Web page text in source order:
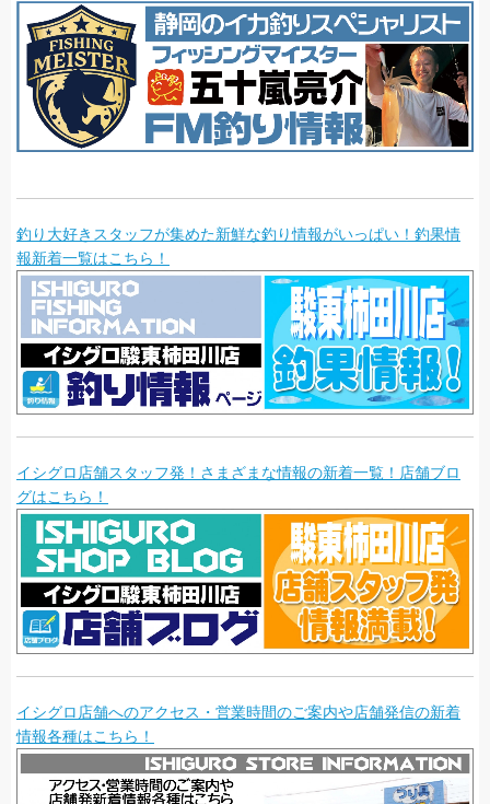
釣り大好きスタッフが集めた新鮮な釣り情報がいっぱい！釣果情
報新着一覧はこちら！
イシグロ店舗スタッフ発！さまざまな情報の新着一覧！店舗ブロ
グはこちら！
イシグロ店舗へのアクセス・営業時間のご案内や店舗発信の新着
情報各種はこちら！